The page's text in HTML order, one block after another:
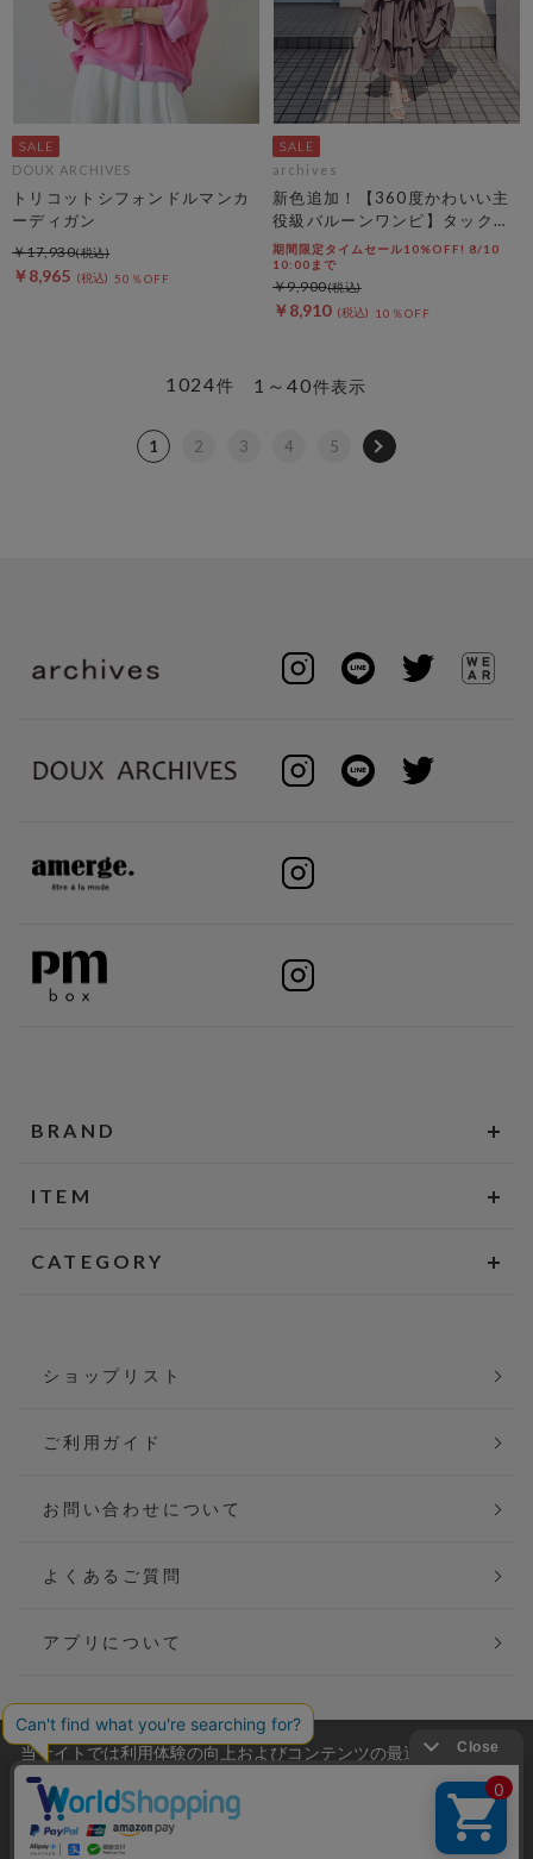
DOUX ARCHIVES
トリコットシフォンドルマンカ
ーディガン
￥8,965 50％OFF
￥17,930
archives
新色追加！【360度かわいい主
役級バルーンワンピ】タックバ
ルーンノースリギャザーワンピ
ース
期間限定タイムセール10%OFF! 8/10
10:00まで
￥8,910 10％OFF
￥9,900
1～40件表示
1024件
1 2 3 4 5
BRAND
ITEM
CATEGORY
ショップリスト
ご利用ガイド
お問い合わせについて
よくあるご質問
アプリについて
会社概要
ご利用規約
当サイトでは利用体験の向上およびコンテンツの最適な提供、ト
ラフィックの分析を目的としてCookieを使用しています。
サイトの閲覧を継続された場合、Cookieの利用に同意したことも
のといたします。
詳細については
をご確認ください。